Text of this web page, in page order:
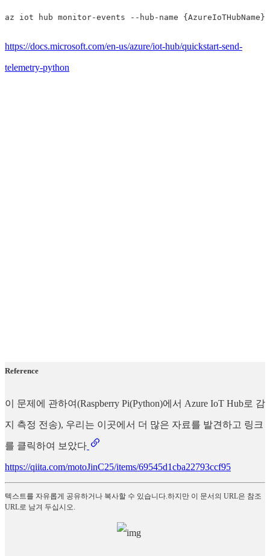
az iot hub monitor-events --hub-name { AzureIoTHubName }
https://docs.microsoft.com/en-us/azure/iot-hub/quickstart-send-
telemetry-python
Reference
이 문제에 관하여(Raspberry Pi(Python)에서 Azure IoT Hub로 감
지 측정 전송), 우리는 이곳에서 더 많은 자료를 발견하고 링크
를 클릭하여 보았다
https://qiita.com/motoJinC25/items/69545d1cba22793ccf95
텍스트를 자유롭게 공유하거나 복사할 수 있습니다.하지만 이 문서의 URL은 참조
URL로 남겨 두십시오.